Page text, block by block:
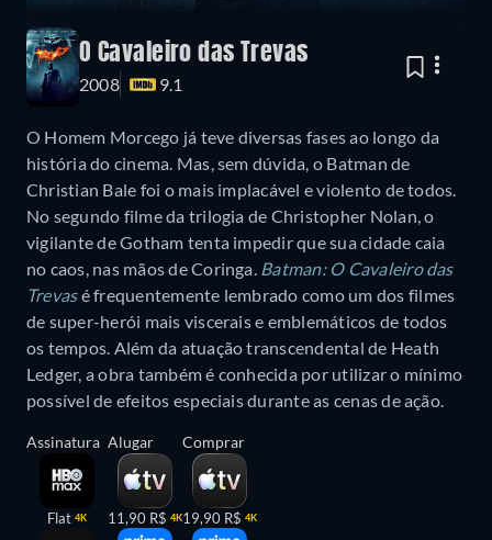
O Cavaleiro das Trevas
2008 9.1
O Homem Morcego já teve diversas fases ao longo da
história do cinema. Mas, sem dúvida, o Batman de
Christian Bale foi o mais implacável e violento de todos.
No segundo filme da trilogia de Christopher Nolan, o
vigilante de Gotham tenta impedir que sua cidade caia
no caos, nas mãos de Coringa. Batman: O Cavaleiro das
Trevasé frequentemente lembrado como um dos filmes
de super-herói mais viscerais e emblemáticos de todos
os tempos. Além da atuação transcendental de Heath
Ledger, a obra também é conhecida por utilizar o mínimo
possível de efeitos especiais durante as cenas de ação.
Assinatura
Flat 4K
Alugar
11,90 R$ 4K
Comprar
19,90 R$ 4K